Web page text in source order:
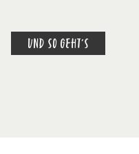
UND SO GEHT'S